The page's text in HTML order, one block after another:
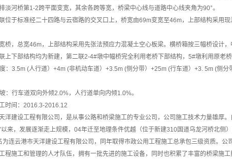
淡河桥第1-2跨平面变宽，其余各跨等宽，桥梁中心线与道路中心线夹角为90°。
位于标准经二十四路与云宿路的交叉口上，桥宽由69m变宽至46m，上部结构采用
桥，总宽46m，上部结构采用先张法预应力混凝土空心板梁。横桥箱按三幅桥设计
上下部结构均为新建，第二联2-4#墩中幅桥完全利用老桥下部结构，5#墩利用原老
：3.5m (人行道）+4m (非机动车道）+3.5m (侧分带）+25m (行车道）+3. 5m (侧
：行车道双向外倾2.0%，人行道单向内倾1.0%。
时间：2016.3-2016.12
洋建设工程有限公司，是从事公路和桥梁施工的专业公司，公司施工技术力量雄厚
以来，发展逐渐走上规模，04年迁至地理条件优越（位于新建310国道乌龙河桥北侧
为连云港市天洋建设工程有限公司，同年取得市政公用工程施工总承包三级资质。
程施工和管理的人才队伍，拥有一批先进的施工设备，同时也积累了丰富的桥梁施工